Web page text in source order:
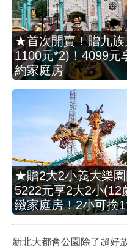
★首次開賣！贈九族
1100元*2)！4099元
約家庭房
★贈2大2小義大樂
5222元享2大2小(12
緻家庭房！2小可換
新北大都會公園除了超好